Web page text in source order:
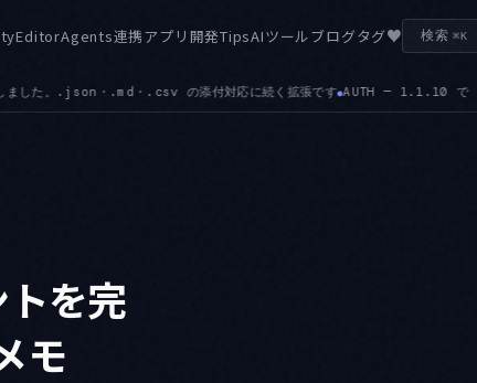
EditorAgents連携アプリ開発TipsAIツールブログタグ♥ 検索 ⌘K
— 1.1.10 で Gemini Enterprise Business のサインインと、
を完
モ